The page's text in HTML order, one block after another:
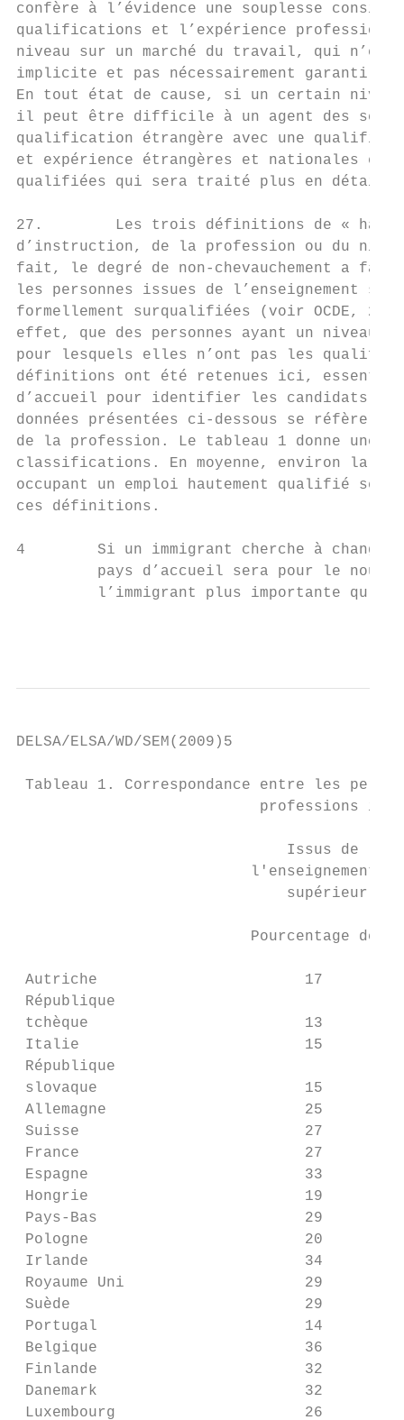
confère à l’évidence une souplesse
qualifications et l’expérience
niveau sur un marché du travail, qui
implicite et pas nécessairement garanti
En tout état de cause, si un certain
il peut être difficile à un agent des
qualification étrangère avec une
et expérience étrangères et nationales est
qualifiées qui sera traité plus en détail
27.        Les trois définitions de «
d’instruction, de la profession ou du
fait, le degré de non-chevauchement a fait
les personnes issues de l’enseignement
formellement surqualifiées (voir OCDE,
effet, que des personnes ayant un niveau
pour lesquels elles n’ont pas les
définitions ont été retenues ici,
d’accueil pour identifier les candidats
données présentées ci-dessous se
de la profession. Le tableau 1 donne une
classifications. En moyenne, environ la
occupant un emploi hautement qualifié
ces définitions.
4        Si un immigrant cherche à
pays d’accueil sera pour le
l’immigrant plus importante
DELSA/ELSA/WD/SEM(2009)5
Tableau 1. Correspondance entre les
professions
Issus de
l'enseignement
supérieur
Pourcentage de
Autriche                       17
République
tchèque                        13
Italie                         15
République
slovaque                       15
Allemagne                      25
Suisse                         27
France                         27
Espagne                        33
Hongrie                        19
Pays-Bas                       29
Pologne                        20
Irlande                        34
Royaume Uni                    29
Suède                          29
Portugal                       14
Belgique                       36
Finlande                       32
Danemark                       32
Luxembourg                     26